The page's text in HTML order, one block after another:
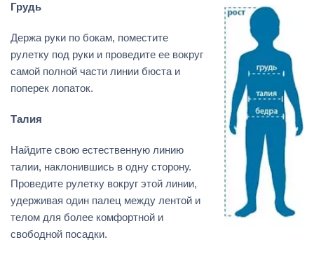
Грудь
Держа руки по бокам, поместите
рулетку под руки и проведите ее вокруг
самой полной части линии бюста и
поперек лопаток.
Талия
Найдите свою естественную линию
талии, наклонившись в одну сторону.
Проведите рулетку вокруг этой линии,
удерживая один палец между лентой и
телом для более комфортной и
свободной посадки.